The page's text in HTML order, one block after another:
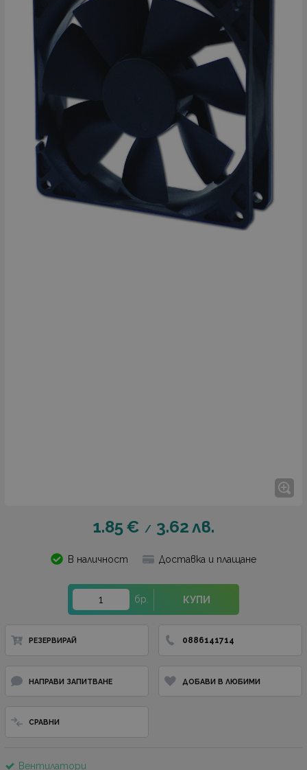
1.85€ / 3.62лв.
В наличност Доставка и плащане
бр. КУПИ
РЕЗЕРВИРАЙ 0886141714
НАПРАВИ ЗАПИТВАНЕ ДОБАВИ В ЛЮБИМИ
СРАВНИ
Вентилатори